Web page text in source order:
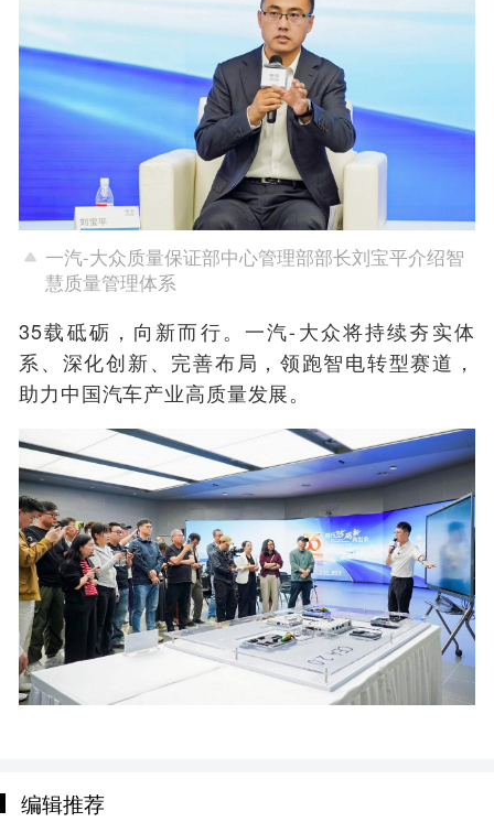
一汽-大众质量保证部中心管理部部长刘宝平介绍智
慧质量管理体系
35载砥砺，向新而行。一汽-大众将持续夯实体
系、深化创新、完善布局，领跑智电转型赛道，
助力中国汽车产业高质量发展。
编辑推荐